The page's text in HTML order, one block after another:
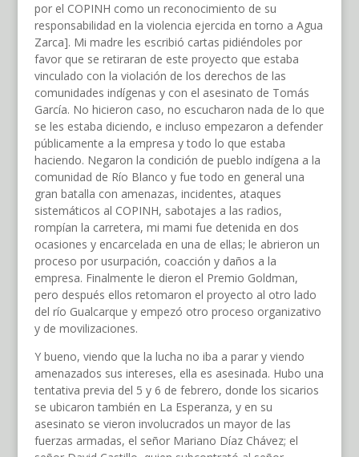
por el COPINH como un reconocimiento de su
responsabilidad en la violencia ejercida en torno a Agua
Zarca]. Mi madre les escribió cartas pidiéndoles por
favor que se retiraran de este proyecto que estaba
vinculado con la violación de los derechos de las
comunidades indígenas y con el asesinato de Tomás
García. No hicieron caso, no escucharon nada de lo que
se les estaba diciendo, e incluso empezaron a defender
públicamente a la empresa y todo lo que estaba
haciendo. Negaron la condición de pueblo indígena a la
comunidad de Río Blanco y fue todo en general una
gran batalla con amenazas, incidentes, ataques
sistemáticos al COPINH, sabotajes a las radios,
rompían la carretera, mi mami fue detenida en dos
ocasiones y encarcelada en una de ellas; le abrieron un
proceso por usurpación, coacción y daños a la
empresa. Finalmente le dieron el Premio Goldman,
pero después ellos retomaron el proyecto al otro lado
del río Gualcarque y empezó otro proceso organizativo
y de movilizaciones.
Y bueno, viendo que la lucha no iba a parar y viendo
amenazados sus intereses, ella es asesinada. Hubo una
tentativa previa del 5 y 6 de febrero, donde los sicarios
se ubicaron también en La Esperanza, y en su
asesinato se vieron involucrados un mayor de las
fuerzas armadas, el señor Mariano Díaz Chávez; el